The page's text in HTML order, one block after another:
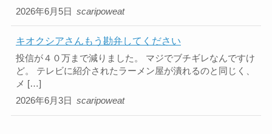
2026年6月5日
scaripoweat
キオクシアさんもう勘弁してください
2026年6月3日
投信が４０万まで減りました。 マジでブチギレなんですけ
ど。 テレビに紹介されたラーメン屋が潰れるのと同じく、
メ […]
scaripoweat